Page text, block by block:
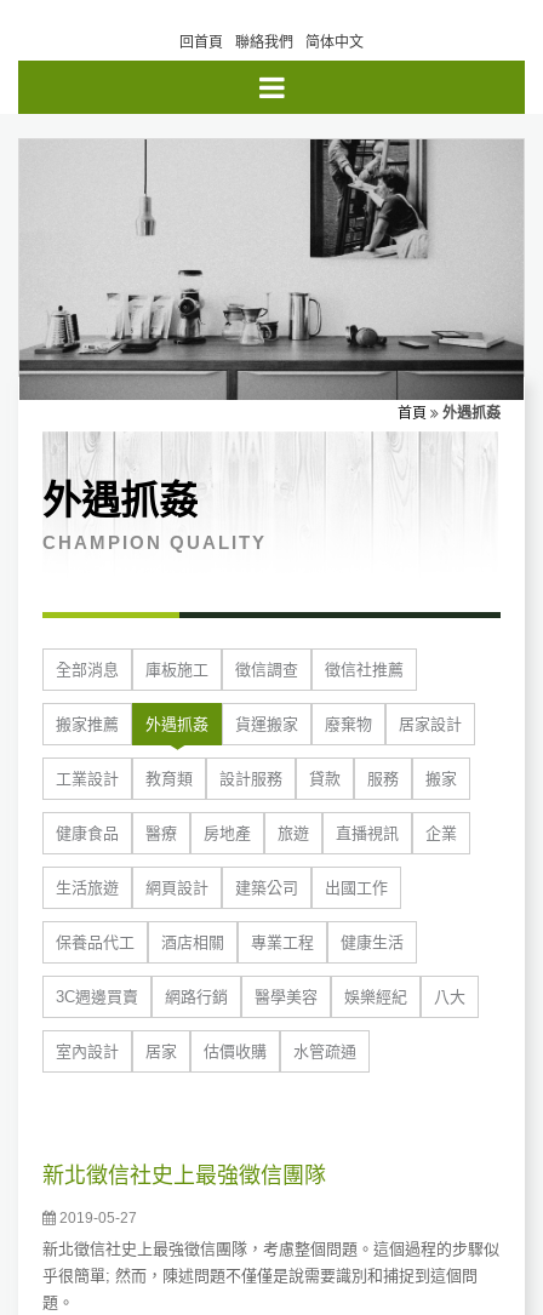
回首頁 聯絡我們 简体中文
首頁 外遇抓姦
外遇抓姦
CHAMPION QUALITY
全部消息 庫板施工 徵信調查 徵信社推薦
搬家推薦 外遇抓姦 貨運搬家 廢棄物 居家設計
工業設計 教育類 設計服務 貸款 服務 搬家
健康食品 醫療 房地產 旅遊 直播視訊 企業
生活旅遊 網頁設計 建築公司 出國工作
保養品代工 酒店相關 專業工程 健康生活
3C週邊買賣 網路行銷 醫學美容 娛樂經紀 八大
室內設計 居家 估價收購 水管疏通
新北徵信社史上最強徵信團隊
2019-05-27
新北徵信社史上最強徵信團隊，考慮整個問題。這個過程的步驟似
乎很簡單; 然而，陳述問題不僅僅是說需要識別和捕捉到這個問
題。